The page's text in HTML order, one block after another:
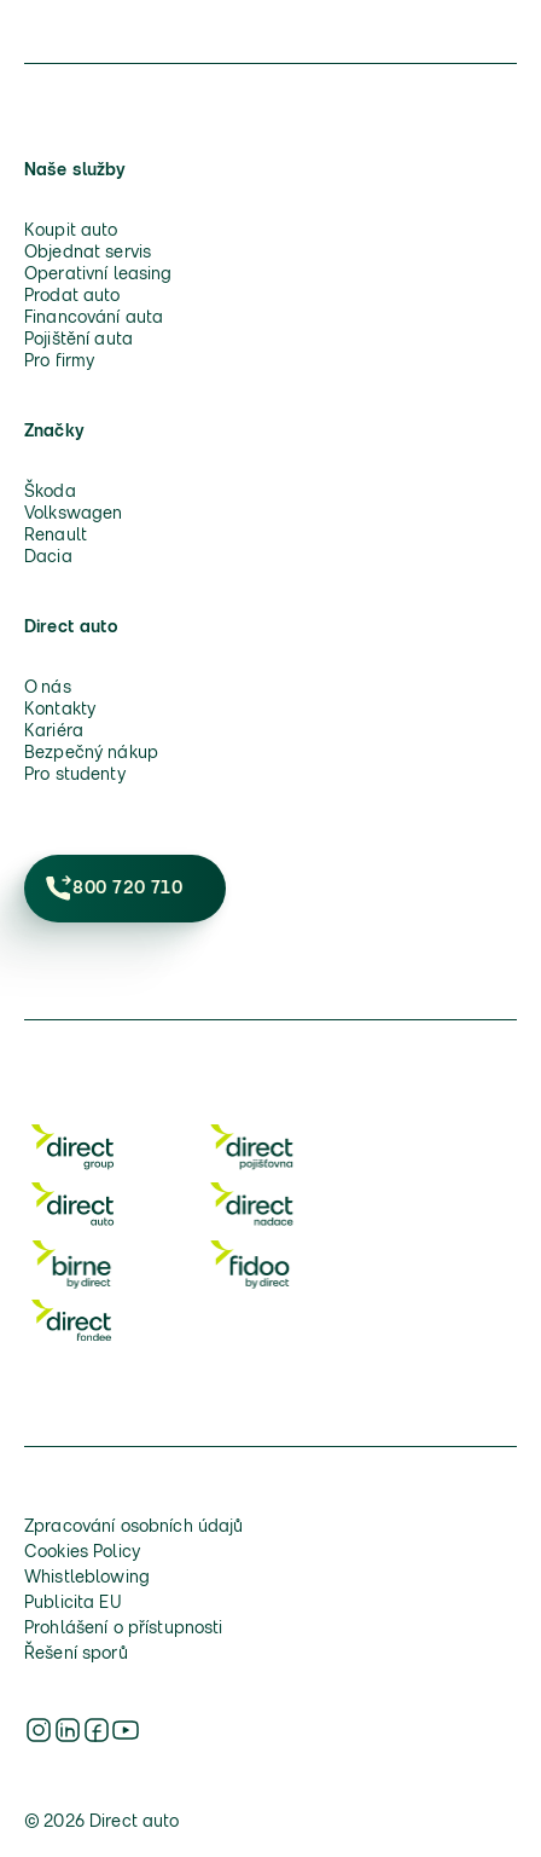
Naše služby
Koupit auto
Objednat servis
Operativní leasing
Prodat auto
Financování auta
Pojištění auta
Pro firmy
Značky
Škoda
Volkswagen
Renault
Dacia
Direct auto
O nás
Kontakty
Kariéra
Bezpečný nákup
Pro studenty
800 720 710
Zpracování osobních údajů
Cookies Policy
Whistleblowing
Publicita EU
Prohlášení o přístupnosti
Řešení sporů
© 2026 Direct auto